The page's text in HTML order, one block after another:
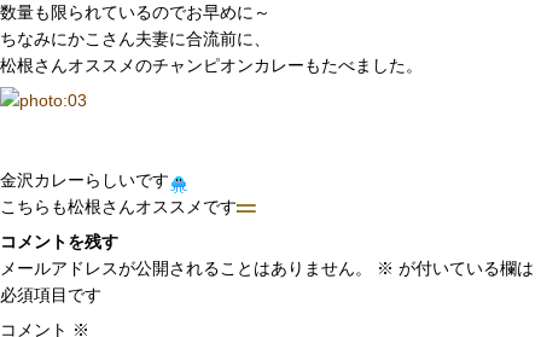
数量も限られているのでお早めに～
ちなみにかこさん夫妻に合流前に、
松根さんオススメのチャンピオンカレーもたべました。
金沢カレーらしいです
こちらも松根さんオススメです
コメントを残す
メールアドレスが公開されることはありません。
※ が付いている欄は
必須項目です
コメント ※